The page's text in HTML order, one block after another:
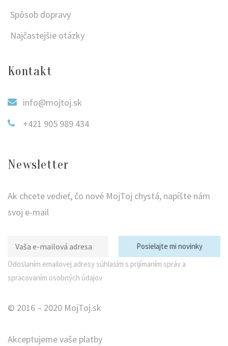
Spôsob dopravy
Najčastejšie otázky
Kontakt
info@mojtoj.sk
+421 905 989 434
Newsletter
Ak chcete vedieť, čo nové MojToj chystá, napíšte nám
svoj e-mail
Odoslaním emailovej adresy súhlasím s prijímaním správ a
spracovaním osobných údajov
© 2016 – 2020 MojToj.sk
Akceptujeme vaše platby